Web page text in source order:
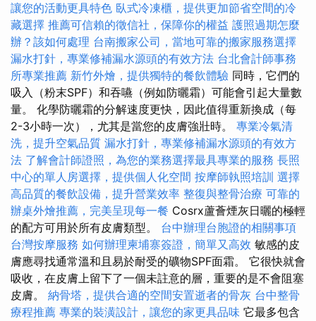
讓您的活動更具特色 臥式冷凍櫃，提供更加節省空間的冷
藏選擇 推薦可信賴的徵信社，保障你的權益 護照過期怎麼
辦？該如何處理 台南搬家公司，當地可靠的搬家服務選擇
漏水打針，專業修補漏水源頭的有效方法 台北會計師事務
所專業推薦 新竹外燴，提供獨特的餐飲體驗 同時，它們的
吸入（粉末SPF）和吞嚥（例如防曬霜）可能會引起大量數
量。 化學防曬霜的分解速度更快，因此值得重新換成（每
2-3小時一次），尤其是當您的皮膚強壯時。 專業冷氣清
洗，提升空氣品質 漏水打針，專業修補漏水源頭的有效方
法 了解會計師證照，為您的業務選擇最具專業的服務 長照
中心的單人房選擇，提供個人化空間 按摩師執照培訓 選擇
高品質的餐飲設備，提升營業效率 整復與整骨治療 可靠的
辦桌外燴推薦，完美呈現每一餐 Cosrx蘆薈煙灰日曬的極輕
的配方可用於所有皮膚類型。 台中辦理台胞證的相關事項
台灣按摩服務 如何辦理柬埔寨簽證，簡單又高效 敏感的皮
膚應尋找通常溫和且易於耐受的礦物SPF面霜。 它很快就會
吸收，在皮膚上留下了一個未註意的層，重要的是不會阻塞
皮膚。 納骨塔，提供合適的空間安置逝者的骨灰 台中整骨
療程推薦 專業的裝潢設計，讓您的家更具品味 它最多包含